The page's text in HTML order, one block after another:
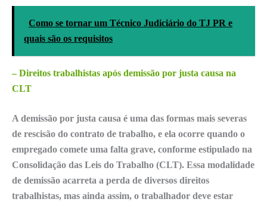
Como se tornar um Técnico Judiciário do TJ PR e
quais são os requisitos
– Direitos trabalhistas após demissão por justa causa na
CLT
A demissão por justa causa é uma das formas mais severas
de rescisão do contrato de trabalho, e ela ocorre quando o
empregado comete uma falta grave, conforme estipulado na
Consolidação das Leis do Trabalho (CLT). Essa modalidade
de demissão acarreta a perda de diversos direitos
trabalhistas, mas ainda assim, o trabalhador deve estar